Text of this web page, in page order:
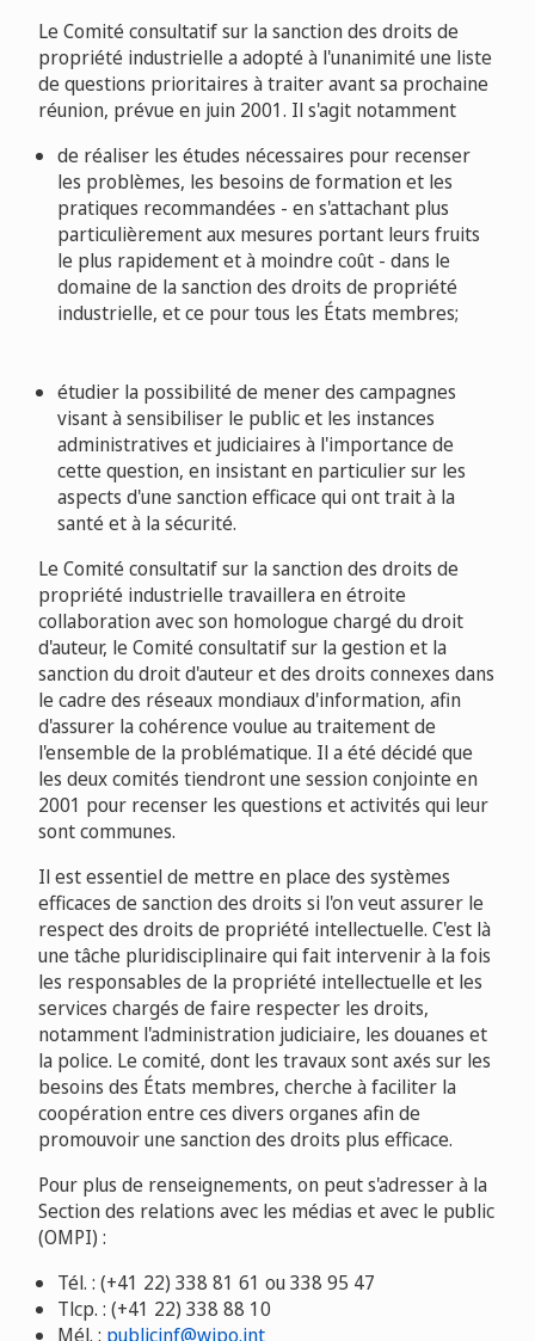
Le Comité consultatif sur la sanction des droits de
propriété industrielle a adopté à l'unanimité une liste
de questions prioritaires à traiter avant sa prochaine
réunion, prévue en juin 2001. Il s'agit notamment
de réaliser les études nécessaires pour recenser
les problèmes, les besoins de formation et les
pratiques recommandées - en s'attachant plus
particulièrement aux mesures portant leurs fruits
le plus rapidement et à moindre coût - dans le
domaine de la sanction des droits de propriété
industrielle, et ce pour tous les États membres;
étudier la possibilité de mener des campagnes
visant à sensibiliser le public et les instances
administratives et judiciaires à l'importance de
cette question, en insistant en particulier sur les
aspects d'une sanction efficace qui ont trait à la
santé et à la sécurité.
Le Comité consultatif sur la sanction des droits de
propriété industrielle travaillera en étroite
collaboration avec son homologue chargé du droit
d'auteur, le Comité consultatif sur la gestion et la
sanction du droit d'auteur et des droits connexes dans
le cadre des réseaux mondiaux d'information, afin
d'assurer la cohérence voulue au traitement de
l'ensemble de la problématique. Il a été décidé que
les deux comités tiendront une session conjointe en
2001 pour recenser les questions et activités qui leur
sont communes.
Il est essentiel de mettre en place des systèmes
efficaces de sanction des droits si l'on veut assurer le
respect des droits de propriété intellectuelle. C'est là
une tâche pluridisciplinaire qui fait intervenir à la fois
les responsables de la propriété intellectuelle et les
services chargés de faire respecter les droits,
notamment l'administration judiciaire, les douanes et
la police. Le comité, dont les travaux sont axés sur les
besoins des États membres, cherche à faciliter la
coopération entre ces divers organes afin de
promouvoir une sanction des droits plus efficace.
Pour plus de renseignements, on peut s'adresser à la
Section des relations avec les médias et avec le public
(OMPI) :
Tél. : (+41 22) 338 81 61 ou 338 95 47
Tlcp. : (+41 22) 338 88 10
Mél. : publicinf@wipo.int